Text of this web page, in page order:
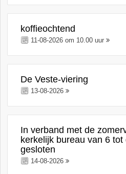
koffieochtend
11-08-2026 om 10.00 uur
De Veste-viering
13-08-2026
In verband met de
kerkelijk bureau van 6
gesloten
14-08-2026